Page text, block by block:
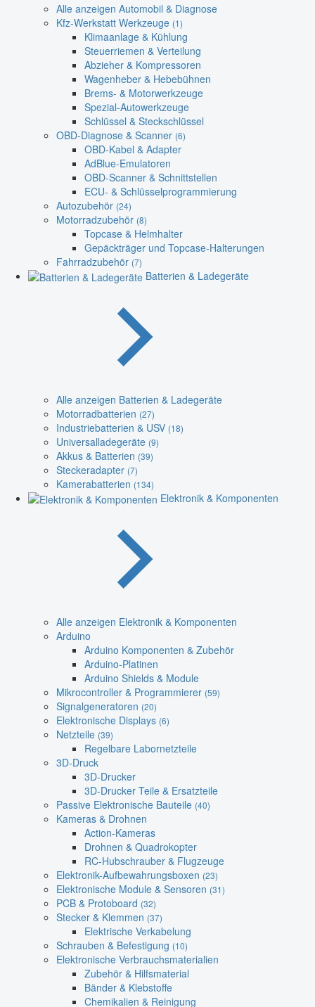
Alle anzeigen Automobil & Diagnose
Kfz-Werkstatt Werkzeuge (1)
Klimaanlage & Kühlung
Steuerriemen & Verteilung
Abzieher & Kompressoren
Wagenheber & Hebebühnen
Brems- & Motorwerkzeuge
Spezial-Autowerkzeuge
Schlüssel & Steckschlüssel
OBD-Diagnose & Scanner (6)
OBD-Kabel & Adapter
AdBlue-Emulatoren
OBD-Scanner & Schnittstellen
ECU- & Schlüsselprogrammierung
Autozubehör (24)
Motorradzubehör (8)
Topcase & Helmhalter
Gepäckträger und Topcase-Halterungen
Fahrradzubehör (7)
Batterien & Ladegeräte
Alle anzeigen Batterien & Ladegeräte
Motorradbatterien (27)
Industriebatterien & USV (18)
Universalladegeräte (9)
Akkus & Batterien (39)
Steckeradapter (7)
Kamerabatterien (134)
Elektronik & Komponenten
Alle anzeigen Elektronik & Komponenten
Arduino
Arduino Komponenten & Zubehör
Arduino-Platinen
Arduino Shields & Module
Mikrocontroller & Programmierer (59)
Signalgeneratoren (20)
Elektronische Displays (6)
Netzteile (39)
Regelbare Labornetzteile
3D-Druck
3D-Drucker
3D-Drucker Teile & Ersatzteile
Passive Elektronische Bauteile (40)
Kameras & Drohnen
Action-Kameras
Drohnen & Quadrokopter
RC-Hubschrauber & Flugzeuge
Elektronik-Aufbewahrungsboxen (23)
Elektronische Module & Sensoren (31)
PCB & Protoboard (32)
Stecker & Klemmen (37)
Elektrische Verkabelung
Schrauben & Befestigung (10)
Elektronische Verbrauchsmaterialien
Zubehör & Hilfsmaterial
Bänder & Klebstoffe
Chemikalien & Reinigung